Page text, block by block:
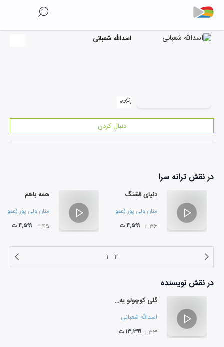
اسدالله شعبانی
۰
دنبال کردن
در نقشترانه سرا
دنیای قشنگ
منان ولی پور (عمو منان)
۰۲:۳۶ ۴,۵۹۹ ت
همه باهم
منان ولی پور (عمو
۰۳:۴۵ ۴,۵۹۹ ت
۱ ۲
در نقشنویسنده
گلی کوچولو یه برگ هلو
اسدالله شعبانی
۰۵:۳۳۱۳,۳۹۹ ت